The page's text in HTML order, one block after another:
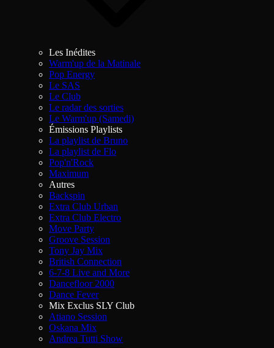
Les Inédites
Warm'up de la Matinale
Pop Energy
Le SAS
Le Club
Le radar des sorties
Le Warm'up (Samedi)
Émissions Playlists
La playlist de Bruno
La playlist de Flo
Pop'n'Rock
Maximum
Autres
Backspin
Extra Club Urban
Extra Club Electro
Move Party
Groove Session
Tony Jay Mix
British Connection
6-7-8 Live and More
Dancefloor 2000
Dance Fever
Mix Exclus SLY Club
Atiano Session
Oskana Mix
Andrea Tutti Show